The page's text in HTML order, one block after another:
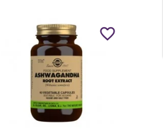
favorite_border